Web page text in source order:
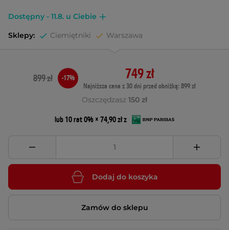
Dostępny - 11.8. u Ciebie
Sklepy: Ciemiętniki Warszawa
749 zł
Najniższa cena z 30 dni przed obniżką: 899 zł
899 zł -17%
Oszczędzasz 150 zł
lub 10 rat 0% × 74,90 zł z
Dodaj do koszyka
Zamów do sklepu